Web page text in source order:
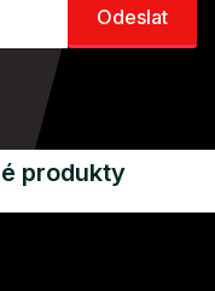
produkty